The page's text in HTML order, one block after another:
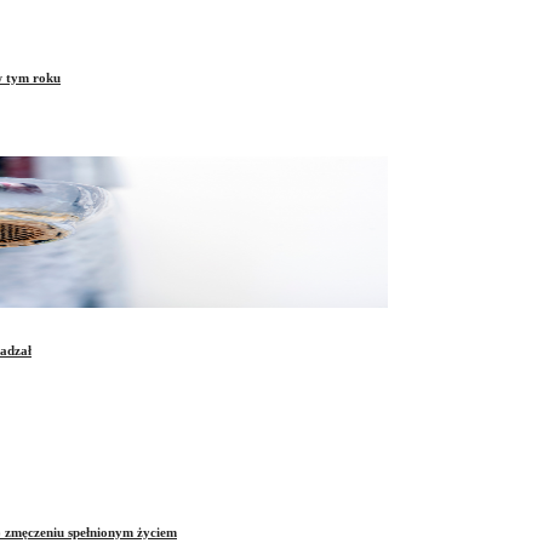
tym roku
spełnionym życiem